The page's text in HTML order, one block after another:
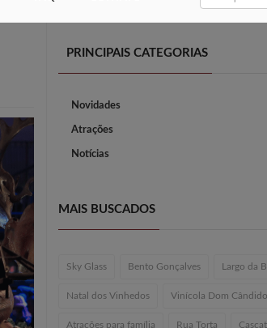
PRINCIPAIS CATEGORIAS
Novidades
Atrações
Notícias
MAIS BUSCADOS
Sky Glass Bento Gonçalves Largo da
Natal dos Vinhedos Vinícola Dom Cândido
Atrações para família Rua Torta